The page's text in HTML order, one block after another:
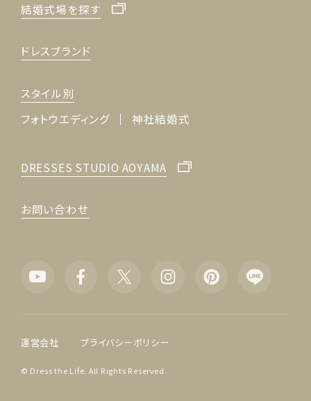
結婚式場を探す
ドレスブランド
スタイル別
フォトウエディング
神社結婚式
DRESSES STUDIO AOYAMA
お問い合わせ
運営会社 プライバシーポリシー
© Dress the Life. All Rights Reserved.